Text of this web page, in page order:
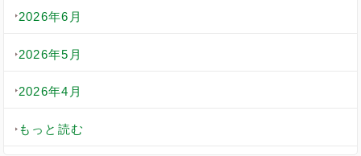
2026年6月
2026年5月
2026年4月
もっと読む